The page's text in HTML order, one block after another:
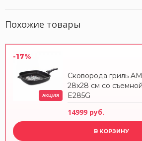
Похожие товары
-17%
АКЦИЯ
Сковорода гриль
28x28 см со
E285G
14999 руб.
В КОРЗИНУ